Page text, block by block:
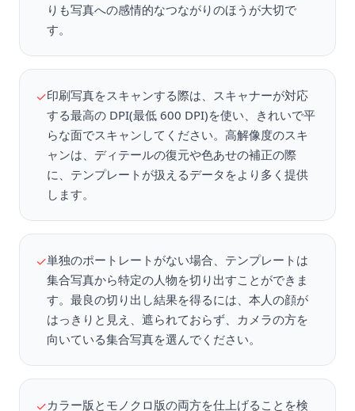
りも写真への感情的なつながりのほうが大切で
す。
✓印刷写真をスキャンする際は、スキャナーが対応
する最高の DPI(最低 600 DPI)を使い、きれいで平
らな面でスキャンしてください。高解像度のスキ
ャンは、ディテールの復元や色あせの補正の際
に、テンプレートが扱えるデータをより多く提供
します。
✓単独のポートレートがない場合、テンプレートは
集合写真から特定の人物を切り出すことができま
す。最良の切り出し結果を得るには、本人の顔が
はっきりと見え、遮られておらず、カメラの方を
向いている集合写真を選んでください。
✓カラー版とモノクロ版の両方を仕上げることを検